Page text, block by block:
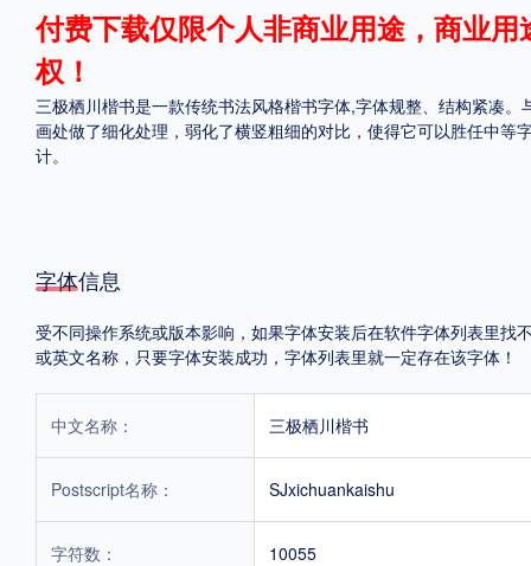
格式
.TTF
付费下载仅限个人非商业用途，商业
权！
三极栖川楷书是一款传统书法风格楷书字体,字体规整、结构紧凑
画处做了细化处理，弱化了横竖粗细的对比，使得它可以胜任中
计。
字体信息
受不同操作系统或版本影响，如果字体安装后在软件字体列表里
或英文名称，只要字体安装成功，字体列表里就一定存在该字体！
中文名称： 三极栖川楷书
Postscript名称： SJxichuankaishu
字符数： 10055